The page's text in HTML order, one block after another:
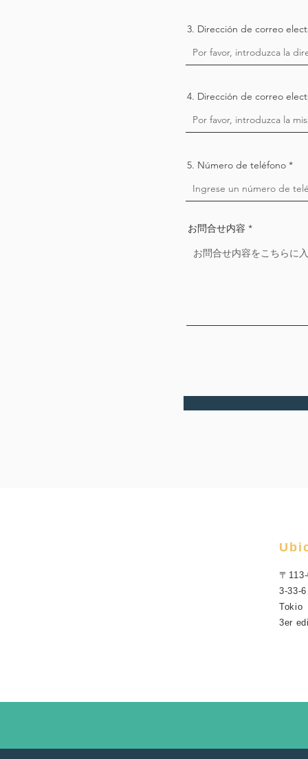
3. Dirección de correo
4. Dirección de correo
5. Número de teléfono
お問合せ内容
〒
3-33-
Tokio
3er